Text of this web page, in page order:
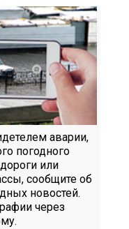
аварии,
погодного
или
сообщите об
новостей.
через